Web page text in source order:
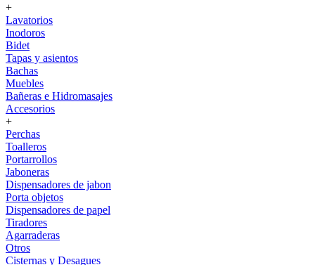
+
Lavatorios
Inodoros
Bidet
Tapas y asientos
Bachas
Muebles
Bañeras e Hidromasajes
Accesorios
+
Perchas
Toalleros
Portarrollos
Jaboneras
Dispensadores de jabon
Porta objetos
Dispensadores de papel
Tiradores
Agarraderas
Otros
Cisternas y Desagues